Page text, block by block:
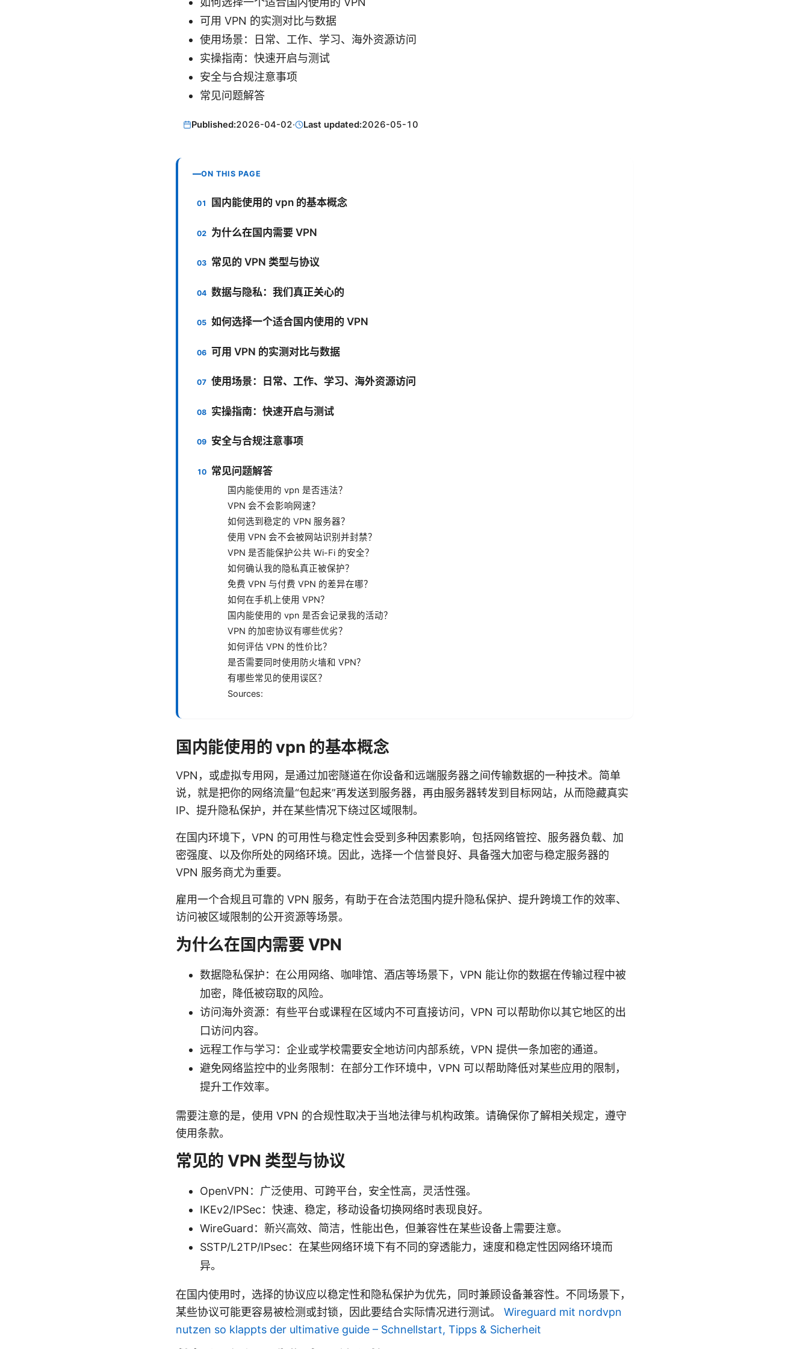
可用 VPN 的实测对比与数据
使用场景：日常、工作、学习、海外资源访问
实操指南：快速开启与测试
安全与合规注意事项
常见问题解答
Published:2026-04-02· Last updated:2026-05-10
ON THIS PAGE
国内能使用的 vpn 的基本概念
为什么在国内需要 VPN
常见的 VPN 类型与协议
数据与隐私：我们真正关心的
如何选择一个适合国内使用的 VPN
可用 VPN 的实测对比与数据
使用场景：日常、工作、学习、海外资源访问
实操指南：快速开启与测试
安全与合规注意事项
常见问题解答
国内能使用的 vpn 是否违法？
VPN 会不会影响网速？
如何选到稳定的 VPN 服务器？
使用 VPN 会不会被网站识别并封禁？
VPN 是否能保护公共 Wi-Fi 的安全？
如何确认我的隐私真正被保护？
免费 VPN 与付费 VPN 的差异在哪？
如何在手机上使用 VPN？
国内能使用的 vpn 是否会记录我的活动？
VPN 的加密协议有哪些优劣？
如何评估 VPN 的性价比？
是否需要同时使用防火墙和 VPN？
有哪些常见的使用误区？
Sources:
国内能使用的 vpn 的基本概念
VPN，或虚拟专用网，是通过加密隧道在你设备和远端服务器之间传输数据的一种技术。简单
说，就是把你的网络流量“包起来”再发送到服务器，再由服务器转发到目标网站，从而隐藏真实
IP、提升隐私保护，并在某些情况下绕过区域限制。
在国内环境下，VPN 的可用性与稳定性会受到多种因素影响，包括网络管控、服务器负载、加
密强度、以及你所处的网络环境。因此，选择一个信誉良好、具备强大加密与稳定服务器的
VPN 服务商尤为重要。
雇用一个合规且可靠的 VPN 服务，有助于在合法范围内提升隐私保护、提升跨境工作的效率、
访问被区域限制的公开资源等场景。
为什么在国内需要 VPN
数据隐私保护：在公用网络、咖啡馆、酒店等场景下，VPN 能让你的数据在传输过程中被
加密，降低被窃取的风险。
访问海外资源：有些平台或课程在区域内不可直接访问，VPN 可以帮助你以其它地区的出
口访问内容。
远程工作与学习：企业或学校需要安全地访问内部系统，VPN 提供一条加密的通道。
避免网络监控中的业务限制：在部分工作环境中，VPN 可以帮助降低对某些应用的限制，
提升工作效率。
需要注意的是，使用 VPN 的合规性取决于当地法律与机构政策。请确保你了解相关规定，遵守
使用条款。
常见的 VPN 类型与协议
OpenVPN：广泛使用、可跨平台，安全性高，灵活性强。
IKEv2/IPSec：快速、稳定，移动设备切换网络时表现良好。
WireGuard：新兴高效、简洁，性能出色，但兼容性在某些设备上需要注意。
SSTP/L2TP/IPsec：在某些网络环境下有不同的穿透能力，速度和稳定性因网络环境而
异。
在国内使用时，选择的协议应以稳定性和隐私保护为优先，同时兼顾设备兼容性。不同场景下，
某些协议可能更容易被检测或封锁，因此要结合实际情况进行测试。 Wireguard mit nordvpn
nutzen so klappts der ultimative guide – Schnellstart, Tipps & Sicherheit